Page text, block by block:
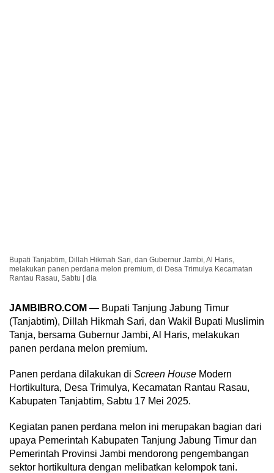
Bupati Tanjabtim, Dillah Hikmah Sari, dan Gubernur Jambi, Al Haris,
melakukan panen perdana melon premium, di Desa Trimulya Kecamatan
Rantau Rasau, Sabtu | dia
JAMBIBRO.COM — Bupati Tanjung Jabung Timur
(Tanjabtim), Dillah Hikmah Sari, dan Wakil Bupati Muslimin
Tanja, bersama Gubernur Jambi, Al Haris, melakukan
panen perdana melon premium.
Panen perdana dilakukan di Screen House Modern
Hortikultura, Desa Trimulya, Kecamatan Rantau Rasau,
Kabupaten Tanjabtim, Sabtu 17 Mei 2025.
Kegiatan panen perdana melon ini merupakan bagian dari
upaya Pemerintah Kabupaten Tanjung Jabung Timur dan
Pemerintah Provinsi Jambi mendorong pengembangan
sektor hortikultura dengan melibatkan kelompok tani.